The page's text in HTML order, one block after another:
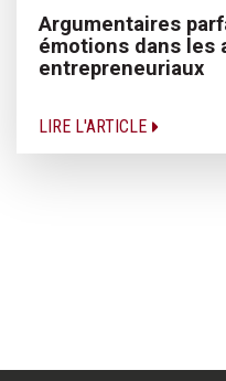
Argumentaires
émotions dans les
entrepreneuriaux
LIRE L'ARTICLE